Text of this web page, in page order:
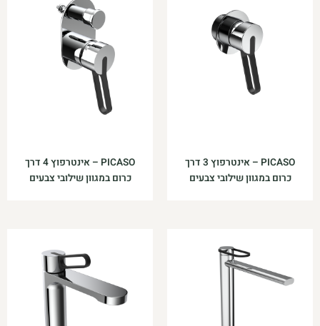
PICASO – אינטרפוץ 3 דרך
כרום במגוון שילובי צבעים
PICASO – אינטרפוץ 4 דרך
כרום במגוון שילובי צבעים